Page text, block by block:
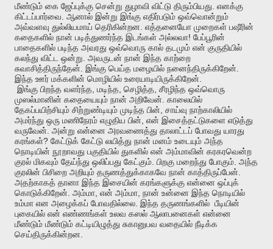
மீண்டும் கை ஜேப்புக்கு சென்று துழாவி விட்டு திரும்பியது எனக்கு
கிட்டப்பார்வை ஆனால் இன்று இங்கு எதிர்படும் ஒவ்வொன்றும்
அவ்வளவு துல்லியமாய் தெரிகின்றன எத்தனையோ முறைகள் பஷீரின்
கதைகளில் நான் படித்துணர்ந்த இடங்கள் அல்லவா! பேப்பூரின்
பாதைகளில் படிந்த அவரது ஒவ்வொரு கால் தடமும் என் குருதியில்
கலந்து விட்ட ஒன்று அவருடன் நான் இந்த காற்றை
சுவாசித்திருந்தேன் இங்கு பெய்த மழையில் நனைந்திருக்கிறேன்
இந்த ஊர் மக்களின் மொழியில் உரையாடியிருக்கிறேன்
இங்கு பிறந்த வளர்ந்த மடிந்த செழித்த சீரழிந்த ஒவ்வொரு
முஸல்மானின் கதையையும் நான் அறிவேன் காலையில்
தேகப்பயிற்சியும் சிற்றுண்டியும் முடிந்த பின் சாய்வு நாற்காலியில்
அமர்ந்து ஒரு மணிநேரம் எழுதிய பின் என் இசைத்தட்டுகளை எடுத்து
வருவேன் அன்று என்னை அரவணைத்து தாலாட்டப் போவது யாரது
கரங்கள்? கேட்டுக் கேட்டு லயித்து நான் மனம் உடையும் அந்த
நொடியின் நூறாவது பகுதியில் துகளில் என் அம்மாவின் கரகரவென்ற
குரல் மிகவும் தேய்ந்து ஒலிப்பது கேட்கும் பிறகு மறைந்து போகும் அந்த
குரலின் பிசிறை அறியும் தருணத்துக்காகவே நான் காத்திருப்பேன்
அதற்காகத் தானா இந்த இசையின் கரங்களுக்கு என்னை ஒப்புக்
கொடுக்கிறேன் அம்மா என் அம்மா நான் உன்னை இந்த நொடியில்
உம்மா என அழைக்கப் போவதில்லை இந்த தருணங்களில் பீடியின்
புகையில் என் எண்ணங்கள் உலவ கஸல் ஆலாபனைகள் என்னை
மீண்டும் மீண்டும் கட்டியிழுத்து சுகானுபவ வதையில் நீடிக்க
செய்திருக்கின்றன